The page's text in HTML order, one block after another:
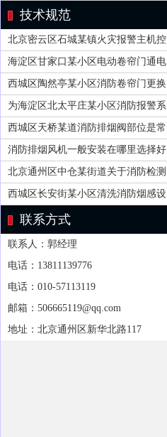
技术规范
北京密云区石城某镇火灾报警主机控
海淀区甘家口某小区电动卷帘门通电
西城区陶然亭某小区消防卷帘门更换
为海淀区北太平庄某小区消防报警系
西城区天桥某道消防排烟阀部位是常
消防排烟风机一般安装在哪里选择好
北京通州区中仓某街道关于消防检测
西城区长安街某小区清洗消防烟感设
联系方式
联系人：郭经理
电话：13811139776
电话：010-57113119
邮箱：506665119@qq.com
地址：北京通州区新华北路117